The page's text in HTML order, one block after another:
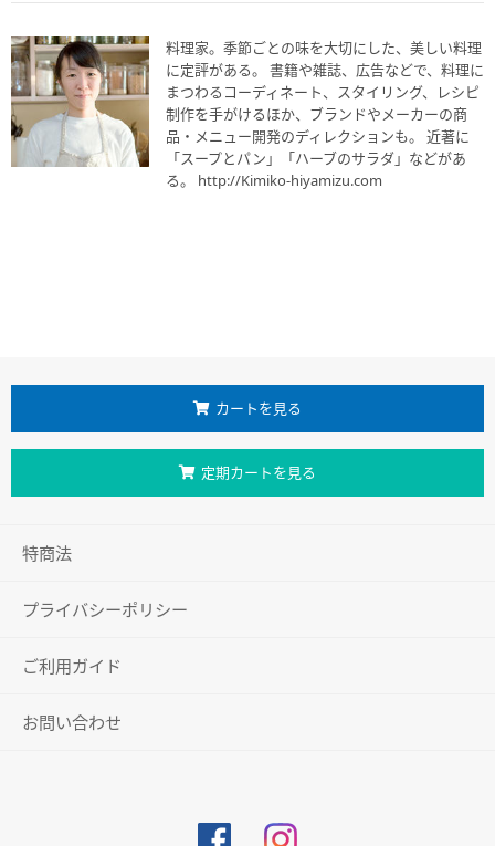
料理家。季節ごとの味を大切にした、美しい料理
に定評がある。 書籍や雑誌、広告などで、料理に
まつわるコーディネート、スタイリング、レシピ
制作を手がけるほか、ブランドやメーカーの商
品・メニュー開発のディレクションも。 近著に
「スープとパン」「ハーブのサラダ」などがあ
る。 http://Kimiko-hiyamizu.com
カートを見る
定期カートを見る
特商法
プライバシーポリシー
ご利用ガイド
お問い合わせ